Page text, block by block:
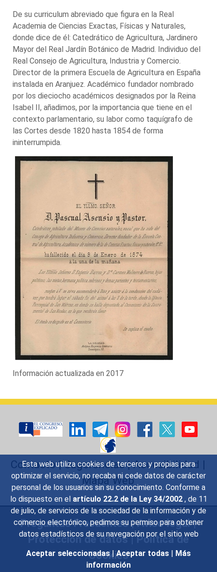
Esta web utiliza cookies de terceros y propias para
optimizar el servicio, no recaba ni cede datos de carácter
personal de los usuarios sin su conocimiento. Conforme a
lo dispuesto en el artículo 22.2 de la Ley 34/2002 , de 11
de julio, de servicios de la sociedad de la información y de
comercio electrónico, pedimos su permiso para obtener
datos estadísticos de su navegación por el sitio web
Aceptar seleccionadas | Aceptar todas | Más
información
De su curriculum abreviado que figura en la Real
Academia de Ciencias Exactas, Físicas y Naturales,
donde dice de él: Catedrático de Agricultura, Jardinero
Mayor del Real Jardín Botánico de Madrid. Individuo del
Real Consejo de Agricultura, Industria y Comercio.
Director de la primera Escuela de Agricultura en España
instalada en Aranjuez. Académico fundador nombrado
por los dieciocho académicos designados por la Reina
Isabel II, añadimos, por la importancia que tiene en el
contexto parlamentario, su labor como taquígrafo de
las Cortes desde 1820 hasta 1854 de forma
ininterrumpida.
Información actualizada en 2017
Contacto|Sugerencias|Accesibilidad |
Mapa Web
Preguntas Frecuentes|Aviso legal|
Protección de datos|Política de
Cookies